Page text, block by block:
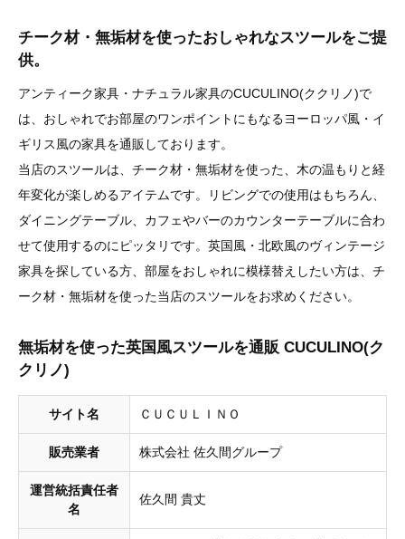
チーク材・無垢材を使ったおしゃれなスツールをご提
供。
アンティーク家具・ナチュラル家具のCUCULINO(ククリノ)で
は、おしゃれでお部屋のワンポイントにもなるヨーロッパ風・イ
ギリス風の家具を通販しております。
当店のスツールは、チーク材・無垢材を使った、木の温もりと経
年変化が楽しめるアイテムです。リビングでの使用はもちろん、
ダイニングテーブル、カフェやバーのカウンターテーブルに合わ
せて使用するのにピッタリです。英国風・北欧風のヴィンテージ
家具を探している方、部屋をおしゃれに模様替えしたい方は、チ
ーク材・無垢材を使った当店のスツールをお求めください。
無垢材を使った英国風スツールを通販 CUCULINO(ク
クリノ)
サイト名 ＣＵＣＵＬＩＮＯ
販売業者 株式会社 佐久間グループ
運営統括責任者
名
佐久間 貴丈